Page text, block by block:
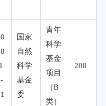
国家
自然
科学
基金
委
青年
科学
基金
项目
（B
类）
200